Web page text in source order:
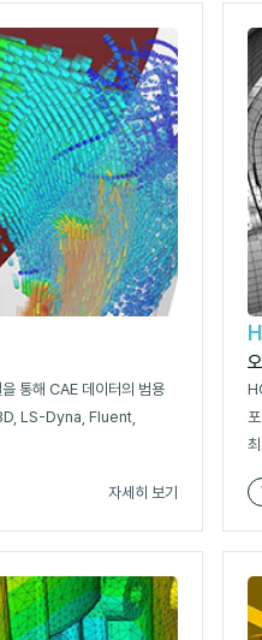
통해 CAE 데이터의 범용
LS-Dyna, Fluent,
자세히 보기